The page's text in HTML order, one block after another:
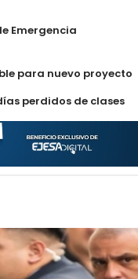
Emergencia
para nuevo proyecto
perdidos de clases